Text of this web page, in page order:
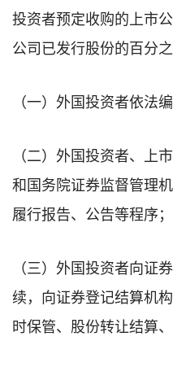
投资者预定收购的上市
公司已发行股份的百分
（一）外国投资者依法
（二）外国投资者、上
和国务院证券监督管理
履行报告、公告等程序；
（三）外国投资者向证
续，向证券登记结算机
时保管、股份转让结算